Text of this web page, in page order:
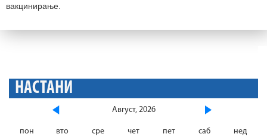
вакцинирање.
НАСТАНИ
Август, 2026
пон вто сре чет пет саб нед